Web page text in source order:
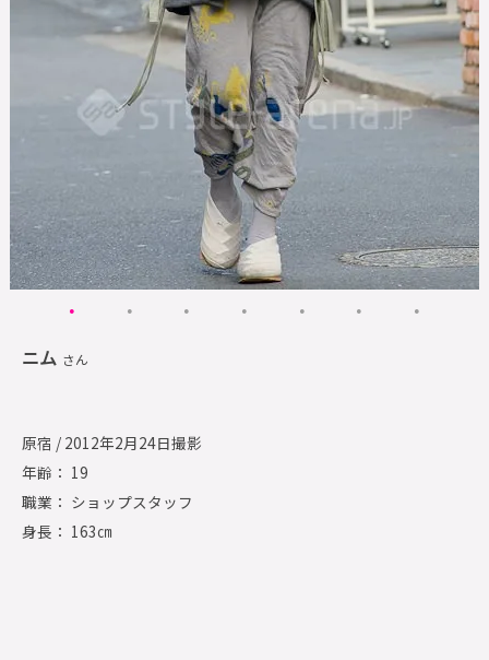
ニム さん
原宿 / 2012年2月24日撮影
年齢： 19
職業： ショップスタッフ
身長： 163㎝